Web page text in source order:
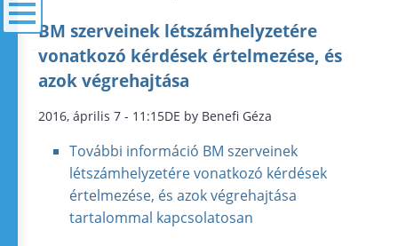
BM szerveinek létszámhelyzetére
vonatkozó kérdések értelmezése, és
azok végrehajtása
2016, április 7 - 11:15DE by Benefi Géza
További információ BM szerveinek
létszámhelyzetére vonatkozó kérdések
értelmezése, és azok végrehajtása
tartalommal kapcsolatosan